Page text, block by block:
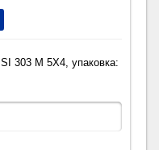
303 M 5X4, упаковка: